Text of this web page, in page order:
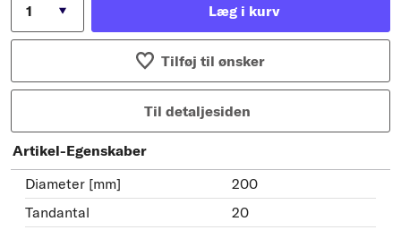
Læg i kurv
Tilføj til ønsker
Til detaljesiden
Artikel-Egenskaber
Diameter [mm]
200
Tandantal
20